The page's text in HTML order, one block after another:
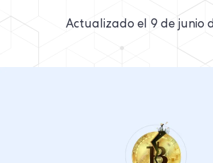
Actualizado el 9 de junio